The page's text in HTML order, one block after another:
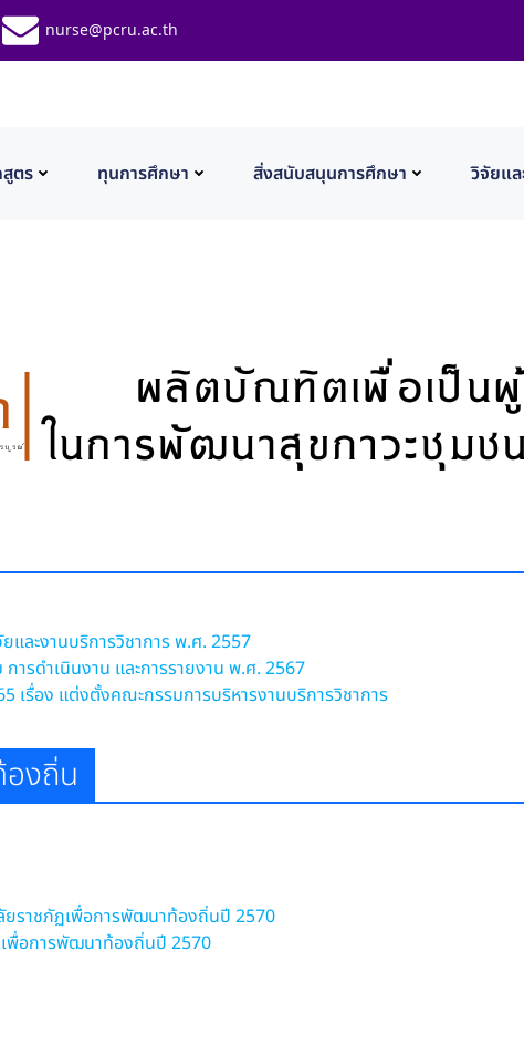
nurse@pcru.ac.th
ตร ทุนการศึกษา สิ่งสนับสนุนการศึกษา วิจัยแล
และงานบริการวิชาการ พ.ศ. 2557
ารดำเนินงาน และการรายงาน พ.ศ. 2567
รื่อง แต่งตั้งคณะกรรมการบริหารงานบริการวิชาการ
งถิ่น
ยราชภัฏเพื่อการพัฒนาท้องถิ่นปี 2570
พื่อการพัฒนาท้องถิ่นปี 2570